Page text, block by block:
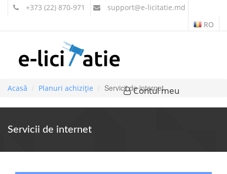
+373 (22) 870-971 support@e-licitatie.md
RO
Contul meu
Acasă Planuri achiziție Servicii de internet
Servicii de internet